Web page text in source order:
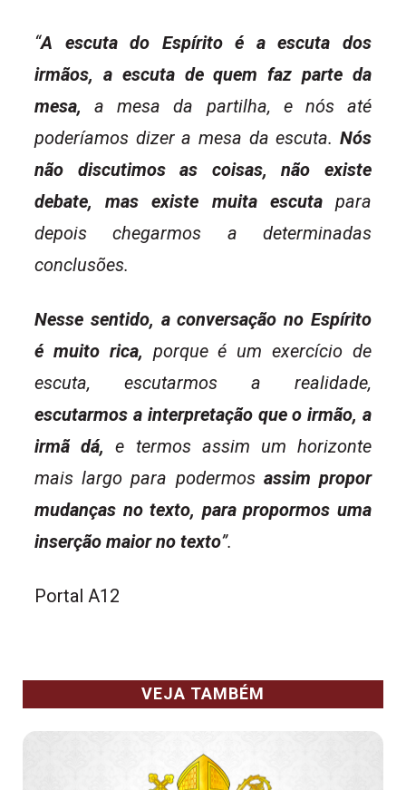
“A escuta do Espírito é a escuta dos
irmãos, a escuta de quem faz parte da
mesa,a mesa da partilha, e nós até
poderíamos dizer a mesa da escuta. Nós
não discutimos as coisas, não existe
debate, mas existe muita escutapara
depois chegarmos a determinadas
conclusões.
Nesse sentido, a conversação no Espírito
é muito rica, porque é um exercício de
escuta, escutarmos a realidade,
escutarmos a interpretação que o irmão, a
irmã dá, e termos assim um horizonte
mais largo para podermos assim propor
mudanças no texto, para propormos uma
inserção maior no texto”.
Portal A12
VEJA TAMBÉM